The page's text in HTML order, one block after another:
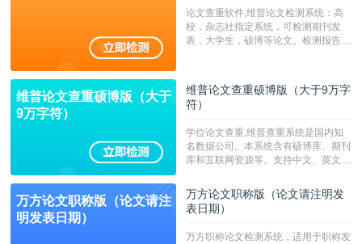
论文查重软件,维普论文检测系统：高
校，杂志社指定系统，可检测期刊发
表，大学生，硕博等论文。检测报告支
维普论文查重硕博版（大于
9万字符）
维普论文查重硕博版（大于9万字
符）
学位论文查重,维普查重系统是国内知
名数据公司。本系统含有硕博库、期刊
库和互联网资源等。支持中文、英文、
定院校！！！
万方论文职称版（论文请注
明发表日期）
万方论文职称版（论文请注明发
表日期）
万方职称论文检测系统，适用于职称发